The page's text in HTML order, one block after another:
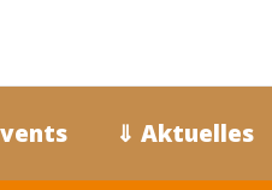
⇓ Aktuelles